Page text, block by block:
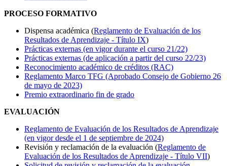
PROCESO FORMATIVO
Dispensa académica (Reglamento de Evaluación de los
Resultados de Aprendizaje - Título IX)
Prácticas externas (en vigor durante el curso 21/22)
Prácticas externas (de aplicación a partir del curso 22/23)
Reconocimiento académico de créditos (RAC)
Reglamento Marco TFG (Aprobado Consejo de Gobierno 26
de mayo de 2023)
Premio extraordinario fin de grado
EVALUACIÓN
Reglamento de Evaluación de los Resultados de Aprendizaje
(en vigor desde el 1 de septiembre de 2024)
Revisión y reclamación de la evaluación (Reglamento de
Evaluación de los Resultados de Aprendizaje - Título VII)